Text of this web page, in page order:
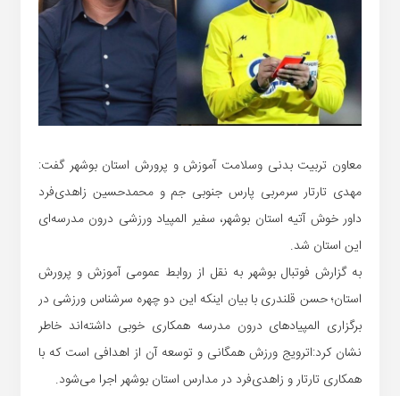
معاون تربیت بدنی وسلامت آموزش و پرورش استان بوشهر گفت:
مهدی تارتار سرمربی پارس جنوبی جم و محمدحسین زاهدی‌فرد
داور خوش آتیه استان بوشهر، سفیر المپیاد ورزشی درون مدرسه‌ای
این استان شد.
به گزارش فوتبال بوشهر به نقل از روابط عمومی آموزش و پرورش
استان؛ حسن قلندری با بیان اینکه این دو چهره سرشناس ورزشی در
برگزاری المپیادهای درون مدرسه همکاری خوبی داشته‌اند خاطر
نشان کرد:اترویج ورزش همگانی و توسعه آن از اهدافی است که با
همکاری تارتار و زاهدی‌فرد در مدارس استان بوشهر اجرا می‌شود.